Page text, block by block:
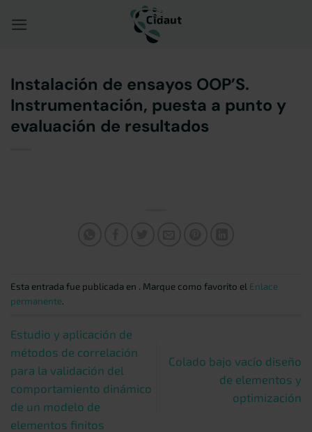
Instalación de ensayos OOP’S.
Instrumentación, puesta a punto y
evaluación de resultados
Esta entrada fue publicada en . Marque como favorito el Enlace
permanente.
Estudio y aplicación de
métodos de correlación
para la validación del
comportamiento dinámico
de un modelo de
elementos finitos
Colado bajo vacío diseño
de elementos y
optimización